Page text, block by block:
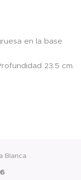
en la base
23.5 cm.
Blanca